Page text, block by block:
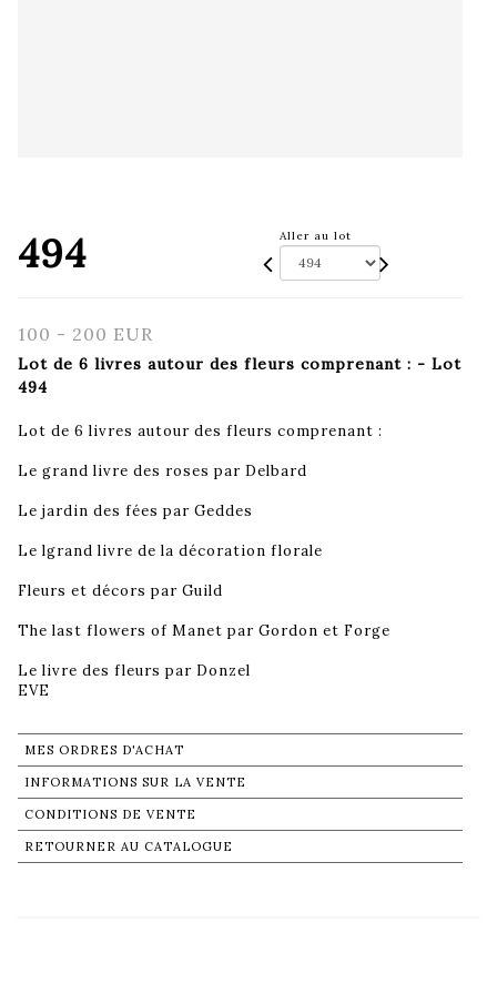
494 Aller au lot
100 - 200 EUR
Lot de 6 livres autour des fleurs comprenant : - Lot
494
Lot de 6 livres autour des fleurs comprenant :
Le grand livre des roses par Delbard
Le jardin des fées par Geddes
Le lgrand livre de la décoration florale
Fleurs et décors par Guild
The last flowers of Manet par Gordon et Forge
Le livre des fleurs par Donzel
EVE
MES ORDRES D'ACHAT
INFORMATIONS SUR LA VENTE
CONDITIONS DE VENTE
RETOURNER AU CATALOGUE